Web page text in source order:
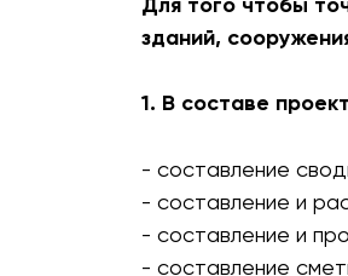
зданий,
1. В составе
- составление
- составление и
- составление и
- составление